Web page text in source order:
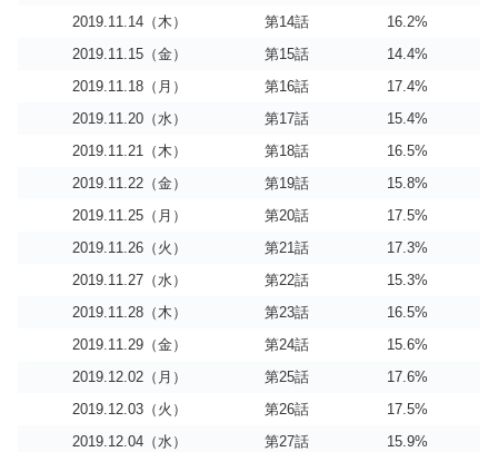
2019.11.14（木）
第14話
16.2%
2019.11.15（金）
第15話
14.4%
2019.11.18（月）
第16話
17.4%
2019.11.20（水）
第17話
15.4%
2019.11.21（木）
第18話
16.5%
2019.11.22（金）
第19話
15.8%
2019.11.25（月）
第20話
17.5%
2019.11.26（火）
第21話
17.3%
2019.11.27（水）
第22話
15.3%
2019.11.28（木）
第23話
16.5%
2019.11.29（金）
第24話
15.6%
2019.12.02（月）
第25話
17.6%
2019.12.03（火）
第26話
17.5%
2019.12.04（水）
第27話 15.9%